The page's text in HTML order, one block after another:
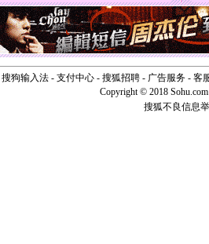
天都要快
[圣诞节]
如意,快
[元旦]看
断电。爱
你是我专
[元旦]
起；二是
离。水晶
搜狗输入法- 支付中心- 搜狐招聘- 广告服务- 客
Copyright © 2018
搜狐不良信息